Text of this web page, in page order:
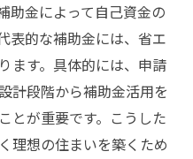
助金によって自己資金の
表的な補助金には、省エ
ます。具体的には、申請
計段階から補助金活用を
とが重要です。こうした
理想の住まいを築くため